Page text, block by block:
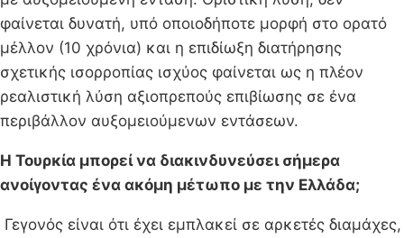
φαίνεται δυνατή, υπό οποιοδήποτε μορφή στο ορατό
μέλλον (10 χρόνια) και η επιδίωξη διατήρησης
σχετικής ισορροπίας ισχύος φαίνεται ως η πλέον
ρεαλιστική λύση αξιοπρεπούς επιβίωσης σε ένα
περιβάλλον αυξομειούμενων εντάσεων.
Η Τουρκία μπορεί να διακινδυνεύσει σήμερα
ανοίγοντας ένα ακόμη μέτωπο με την Ελλάδα;
Γεγονός είναι ότι έχει εμπλακεί σε αρκετές διαμάχες,